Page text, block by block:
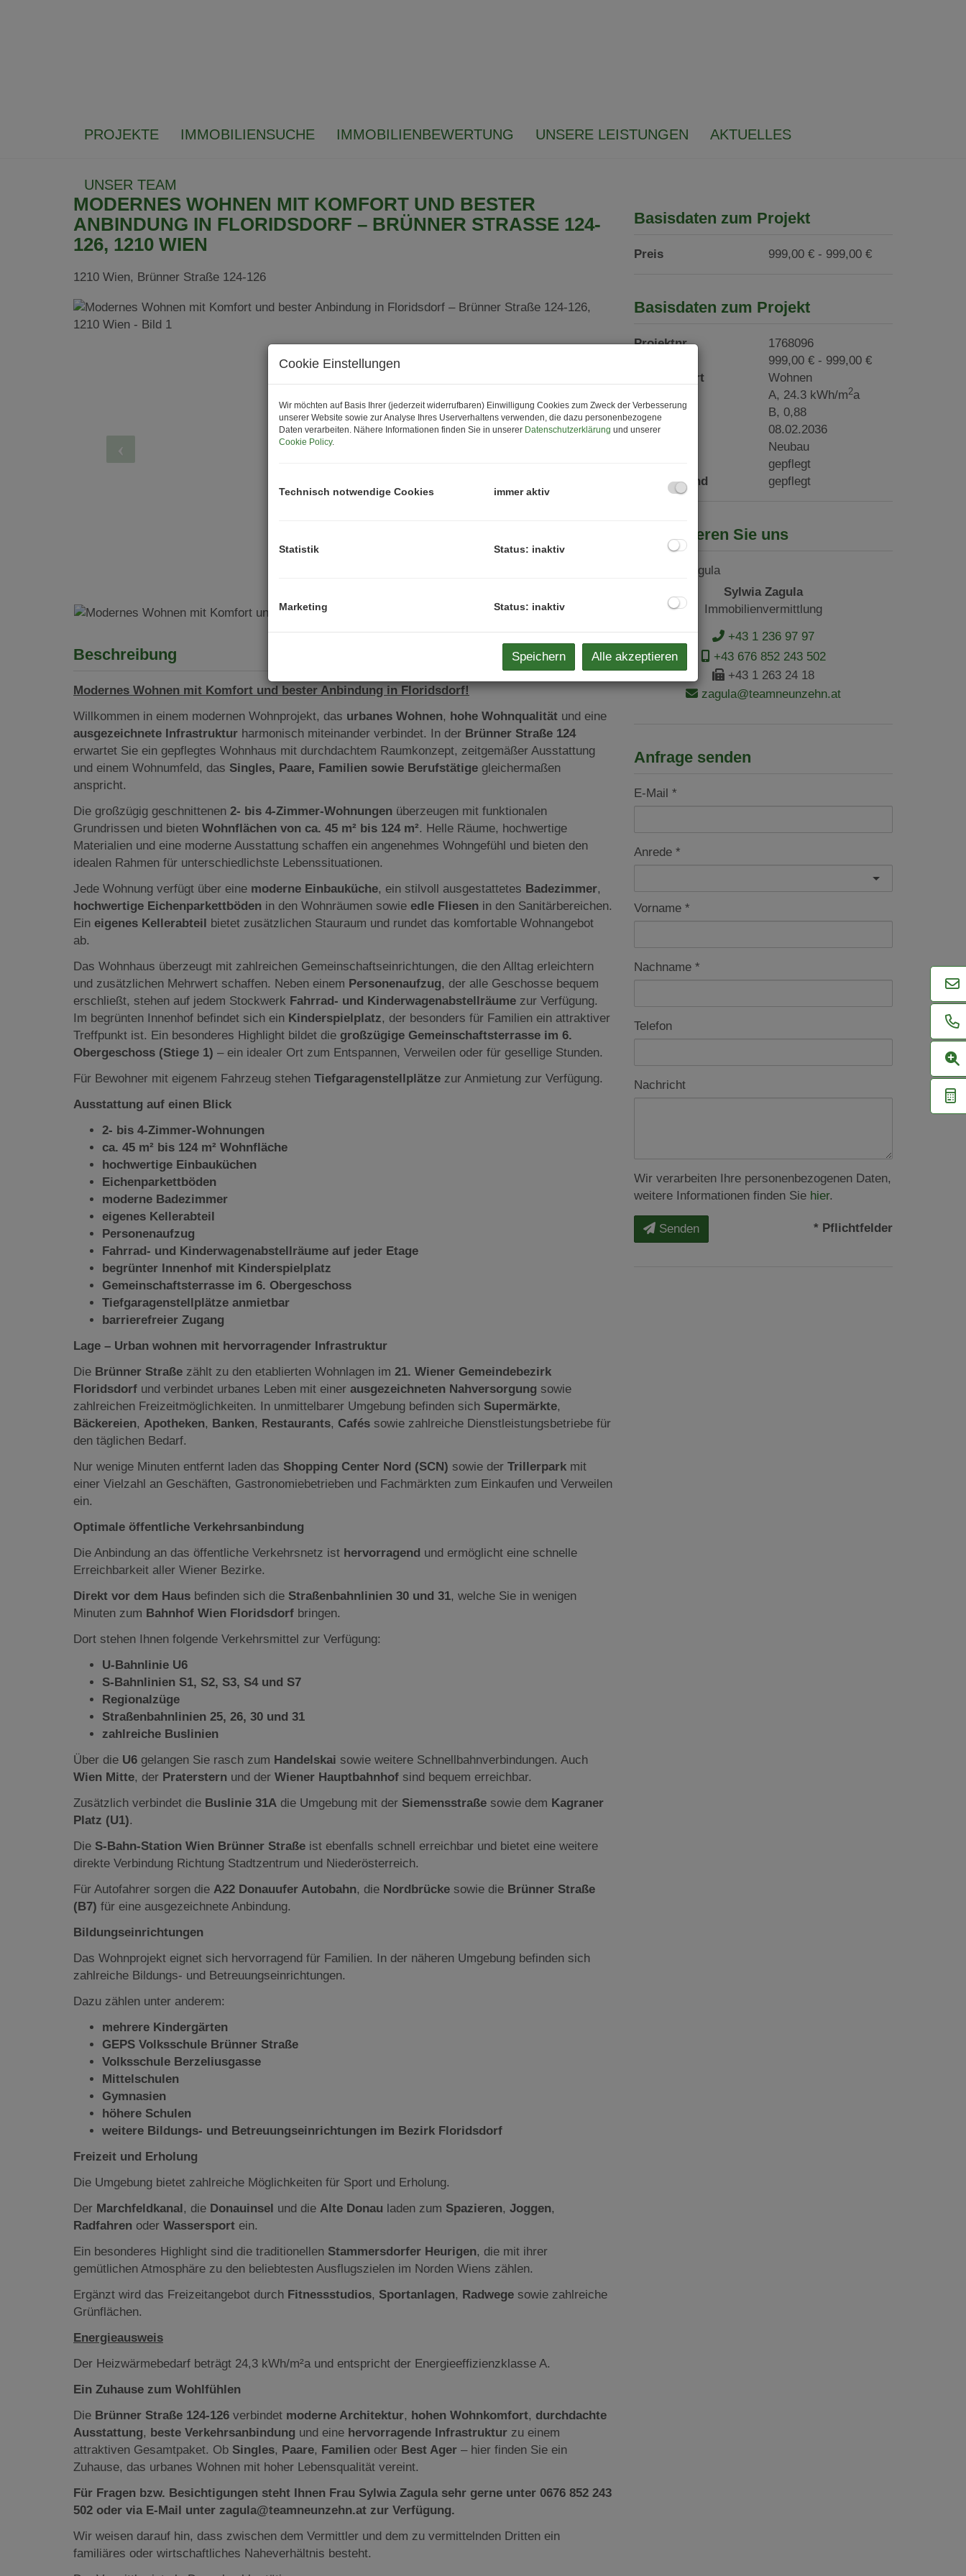
PROJEKTE IMMOBILIENSUCHE IMMOBILIENBEWERTUNG UNSERE LEISTUNGEN AKTUELLES
UNSER TEAM
MODERNES WOHNEN MIT KOMFORT UND BESTER
ANBINDUNG IN FLORIDSDORF – BRÜNNER STRASSE 124-1
26, 1210 WIEN
1210 Wien, Brünner Straße 124-126
Beschreibung
Modernes Wohnen mit Komfort und bester Anbindung in Floridsdorf!
Willkommen in einem modernen Wohnprojekt, das urbanes Wohnen, hohe Wohnqualität und eine
ausgezeichnete Infrastruktur harmonisch miteinander verbindet. In der Brünner Straße 124
erwartet Sie ein gepflegtes Wohnhaus mit durchdachtem Raumkonzept, zeitgemäßer Ausstattung
und einem Wohnumfeld, das Singles, Paare, Familien sowie Berufstätige gleichermaßen
anspricht.
Die großzügig geschnittenen 2- bis 4-Zimmer-Wohnungen überzeugen mit funktionalen
Grundrissen und bieten Wohnflächen von ca. 45 m² bis 124 m². Helle Räume, hochwertige
Materialien und eine moderne Ausstattung schaffen ein angenehmes Wohngefühl und bieten den
idealen Rahmen für unterschiedlichste Lebenssituationen.
Jede Wohnung verfügt über eine moderne Einbauküche, ein stilvoll ausgestattetes Badezimmer,
hochwertige Eichenparkettböden in den Wohnräumen sowie edle Fliesen in den Sanitärbereichen.
Ein eigenes Kellerabteil bietet zusätzlichen Stauraum und rundet das komfortable Wohnangebot
ab.
Das Wohnhaus überzeugt mit zahlreichen Gemeinschaftseinrichtungen, die den Alltag erleichtern
und zusätzlichen Mehrwert schaffen. Neben einem Personenaufzug, der alle Geschosse bequem
erschließt, stehen auf jedem Stockwerk Fahrrad- und Kinderwagenabstellräume zur Verfügung.
Im begrünten Innenhof befindet sich ein Kinderspielplatz, der besonders für Familien ein attraktiver
Treffpunkt ist. Ein besonderes Highlight bildet die großzügige Gemeinschaftsterrasse im 6.
Obergeschoss (Stiege 1) – ein idealer Ort zum Entspannen, Verweilen oder für gesellige Stunden.
Für Bewohner mit eigenem Fahrzeug stehen Tiefgaragenstellplätze zur Anmietung zur Verfügung.
Ausstattung auf einen Blick
2- bis 4-Zimmer-Wohnungen
ca. 45 m² bis 124 m² Wohnfläche
hochwertige Einbauküchen
Eichenparkettböden
moderne Badezimmer
eigenes Kellerabteil
Personenaufzug
Fahrrad- und Kinderwagenabstellräume auf jeder Etage
begrünter Innenhof mit Kinderspielplatz
Gemeinschaftsterrasse im 6. Obergeschoss
Tiefgaragenstellplätze anmietbar
barrierefreier Zugang
Lage – Urban wohnen mit hervorragender Infrastruktur
Die Brünner Straße zählt zu den etablierten Wohnlagen im 21. Wiener Gemeindebezirk
Floridsdorf und verbindet urbanes Leben mit einer ausgezeichneten Nahversorgung sowie
zahlreichen Freizeitmöglichkeiten. In unmittelbarer Umgebung befinden sich Supermärkte,
Bäckereien, Apotheken, Banken, Restaurants, Cafés sowie zahlreiche Dienstleistungsbetriebe für
den täglichen Bedarf.
Nur wenige Minuten entfernt laden das Shopping Center Nord (SCN) sowie der Trillerpark mit
einer Vielzahl an Geschäften, Gastronomiebetrieben und Fachmärkten zum Einkaufen und Verweilen
ein.
Optimale öffentliche Verkehrsanbindung
Die Anbindung an das öffentliche Verkehrsnetz ist hervorragend und ermöglicht eine schnelle
Erreichbarkeit aller Wiener Bezirke.
Direkt vor dem Haus befinden sich die Straßenbahnlinien 30 und 31, welche Sie in wenigen
Minuten zum Bahnhof Wien Floridsdorf bringen.
Dort stehen Ihnen folgende Verkehrsmittel zur Verfügung:
U-Bahnlinie U6
S-Bahnlinien S1, S2, S3, S4 und S7
Regionalzüge
Straßenbahnlinien 25, 26, 30 und 31
zahlreiche Buslinien
Über die U6 gelangen Sie rasch zum Handelskai sowie weitere Schnellbahnverbindungen. Auch
Wien Mitte, der Praterstern und der Wiener Hauptbahnhof sind bequem erreichbar.
Zusätzlich verbindet die Buslinie 31A die Umgebung mit der Siemensstraße sowie dem Kagraner
Platz (U1).
Die S-Bahn-Station Wien Brünner Straße ist ebenfalls schnell erreichbar und bietet eine weitere
direkte Verbindung Richtung Stadtzentrum und Niederösterreich.
Für Autofahrer sorgen die A22 Donauufer Autobahn, die Nordbrücke sowie die Brünner Straße
(B7) für eine ausgezeichnete Anbindung.
Bildungseinrichtungen
Das Wohnprojekt eignet sich hervorragend für Familien. In der näheren Umgebung befinden sich
zahlreiche Bildungs- und Betreuungseinrichtungen.
Dazu zählen unter anderem:
mehrere Kindergärten
GEPS Volksschule Brünner Straße
Volksschule Berzeliusgasse
Mittelschulen
Gymnasien
höhere Schulen
weitere Bildungs- und Betreuungseinrichtungen im Bezirk Floridsdorf
Freizeit und Erholung
Die Umgebung bietet zahlreiche Möglichkeiten für Sport und Erholung.
Der Marchfeldkanal, die Donauinsel und die Alte Donau laden zum Spazieren, Joggen,
Radfahren oder Wassersport ein.
Ein besonderes Highlight sind die traditionellen Stammersdorfer Heurigen, die mit ihrer
gemütlichen Atmosphäre zu den beliebtesten Ausflugszielen im Norden Wiens zählen.
Ergänzt wird das Freizeitangebot durch Fitnessstudios, Sportanlagen, Radwege sowie zahlreiche
Grünflächen.
Energieausweis
Der Heizwärmebedarf beträgt 24,3 kWh/m²a und entspricht der Energieeffizienzklasse A.
Ein Zuhause zum Wohlfühlen
Die Brünner Straße 124-126 verbindet moderne Architektur, hohen Wohnkomfort, durchdachte
Ausstattung, beste Verkehrsanbindung und eine hervorragende Infrastruktur zu einem
attraktiven Gesamtpaket. Ob Singles, Paare, Familien oder Best Ager – hier finden Sie ein
Zuhause, das urbanes Wohnen mit hoher Lebensqualität vereint.
Für Fragen bzw. Besichtigungen steht Ihnen Frau Sylwia Zagula sehr gerne unter 0676 852 243
502 oder via E-Mail unter zagula@teamneunzehn.at zur Verfügung.
Wir weisen darauf hin, dass zwischen dem Vermittler und dem zu vermittelnden Dritten ein
familiäres oder wirtschaftliches Naheverhältnis besteht.
Basisdaten zum Projekt
Preis 999,00 € - 999,00 €
Basisdaten zum Projekt
Projektnr.
1768096
999,00 € - 999,00 €
Nutzungsart
Wohnen
A, 24.3 kWh/m2a
fGEE
B, 0,88
gültig bis
08.02.2036
Neubau
gepflegt
Hauszustand
gepflegt
Kontaktieren Sie uns
Sylwia Zagula
Immobilienvermittlung
+43 1 236 97 97
+43 676 852 243 502
+43 1 263 24 18
zagula@teamneunzehn.at
Anfrage senden
E-Mail
Anrede
Vorname
Nachname
Telefon
Nachricht
Wir verarbeiten Ihre personenbezogenen Daten,
weitere Informationen finden Sie hier.
Senden * Pflichtfelder
Cookie Einstellungen
Wir möchten auf Basis Ihrer (jederzeit widerrufbaren) Einwilligung Cookies zum Zweck der Verbesserung
unserer Website sowie zur Analyse Ihres Userverhaltens verwenden, die dazu personenbezogene
Daten verarbeiten. Nähere Informationen finden Sie in unserer Datenschutzerklärung und unserer
Cookie Policy.
Technisch notwendige Cookies immer aktiv
Statistik Status: inaktiv
Marketing Status: inaktiv
Speichern Alle akzeptieren